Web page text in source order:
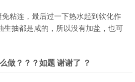
粘连，最后过一下热水起到软化作
生抽都是咸的，所以没有加盐，也可
做？？？如题 谢谢了 ？